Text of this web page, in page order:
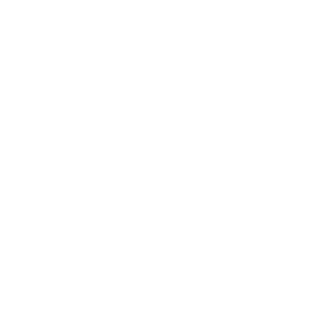
(e no resto do mundo), a cefaleia
cerca de 1 milhão e 200
de saúde”